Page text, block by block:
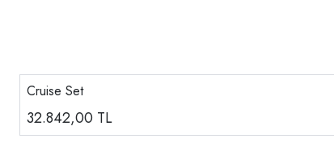
Cruise Set
32.842,00 TL